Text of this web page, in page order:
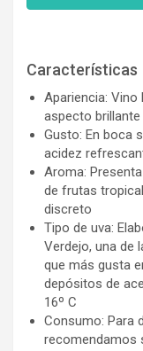
Características
Apariencia:
aspecto
Gusto: En boca
acidez
Aroma:
de frutas
discreto
Tipo de uva:
Verdejo, una de
que más gusta
depósitos de
16º C
Consumo: Para
recomendamos